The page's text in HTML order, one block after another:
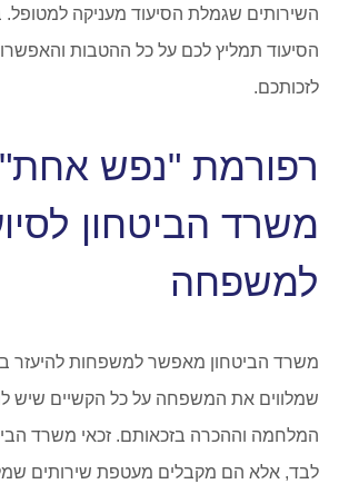
השירותים שגמלת הסיעוד מעניקה
הסיעוד תמליץ לכם על כל ההטבות
לזכותכם.
רפורמת "נפש
משרד הביטחון
למשפחה
משרד הביטחון מאפשר למשפחות להיעזר
שמלווים את המשפחה על כל הקשיים שיש
המלחמה וההכרה בזכאותם. זכאי משרד
לבד, אלא הם מקבלים מעטפת שירותים